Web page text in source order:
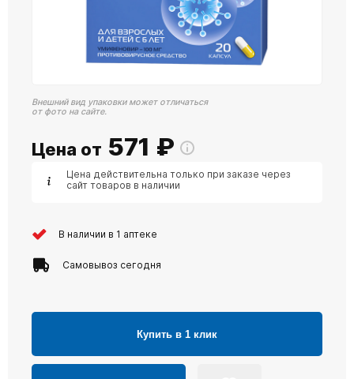
Внешний вид упаковки может отличаться
от фото на сайте.
Цена от 571 ₽
Цена действительна только при заказе через
сайт товаров в наличии
В наличии в 1 аптеке
Самовывоз сегодня
Купить в 1 клик